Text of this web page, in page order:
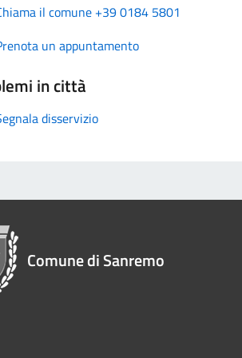
il comune +39 0184 5801
un appuntamento
in città
disservizio
Comune di Sanremo